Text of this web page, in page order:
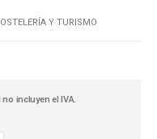
Y TURISMO
incluyen el IVA.